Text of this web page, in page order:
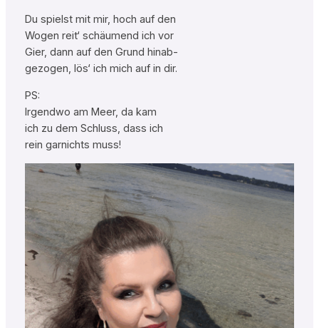
Du spielst mit mir, hoch auf den
Wogen reit‘ schäumend ich vor
Gier, dann auf den Grund hinab-
gezogen, lös‘ ich mich auf in dir.
PS:
Irgendwo am Meer, da kam
ich zu dem Schluss, dass ich
rein garnichts muss!